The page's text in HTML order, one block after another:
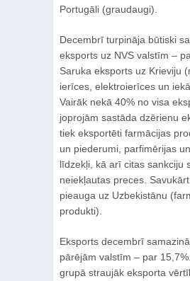
Portugāli (graudaugi).
Decembrī turpināja būtiski
eksports uz NVS valstīm –
Saruka eksports uz Krieviju
ierīces, elektroierīces un
Vairāk nekā 40% no visa
joprojām sastāda dzērienu
tiek eksportēti farmācijas
un piederumi, parfimērijas
līdzekļi, kā arī citas sankciju
neiekļautas preces.
pieauga uz Uzbekistānu
produkti).
Eksports decembrī
pārējām valstīm – par
grupā straujāk eksporta